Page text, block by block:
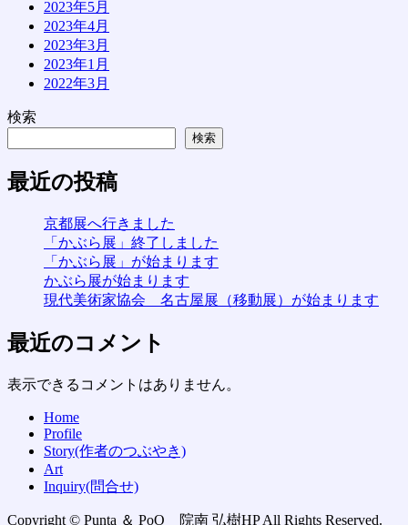
2023年5月
2023年4月
2023年3月
2023年1月
2022年3月
検索
検索
最近の投稿
京都展へ行きました
「かぶら展」終了しました
「かぶら展」が始まります
かぶら展が始まります
現代美術家協会 名古屋展（移動展）が始まります
最近のコメント
表示できるコメントはありません。
Home
Profile
Story(作者のつぶやき)
Art
Inquiry(問合せ)
Copyright © Punta ＆ PoO 院南 弘樹HP All Rights Reserved.